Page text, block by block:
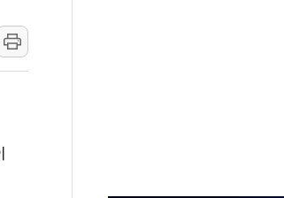
흉기 난동…60대 남성 2명 숨져
손해 보는 일 없게"…'결혼 페널티' 22개 과제 손본다
모터보트 전복…1명 사망·1명 실종
흉기 살해 10대 아들 체포